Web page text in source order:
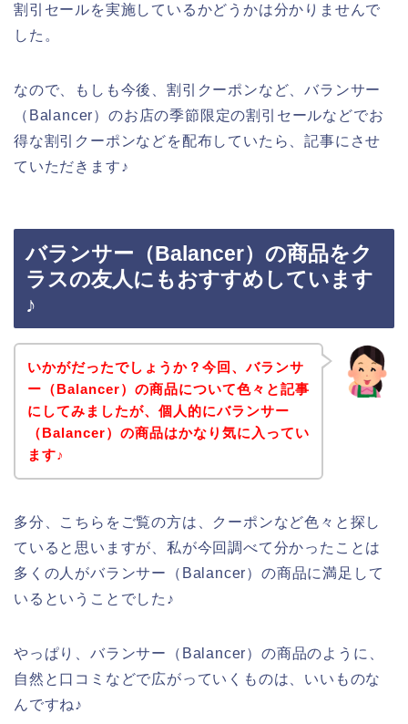
割引セールを実施しているかどうかは分かりませんで
した。
なので、もしも今後、割引クーポンなど、バランサー
（Balancer）のお店の季節限定の割引セールなどでお
得な割引クーポンなどを配布していたら、記事にさせ
ていただきます♪
バランサー（Balancer）の商品をク
ラスの友人にもおすすめしています
♪
いかがだったでしょうか？今回、バランサ
ー（Balancer）の商品について色々と記事
にしてみましたが、個人的にバランサー
（Balancer）の商品はかなり気に入ってい
ます♪
多分、こちらをご覧の方は、クーポンなど色々と探し
ていると思いますが、私が今回調べて分かったことは
多くの人がバランサー（Balancer）の商品に満足して
いるということでした♪
やっぱり、バランサー（Balancer）の商品のように、
自然と口コミなどで広がっていくものは、いいものな
んですね♪